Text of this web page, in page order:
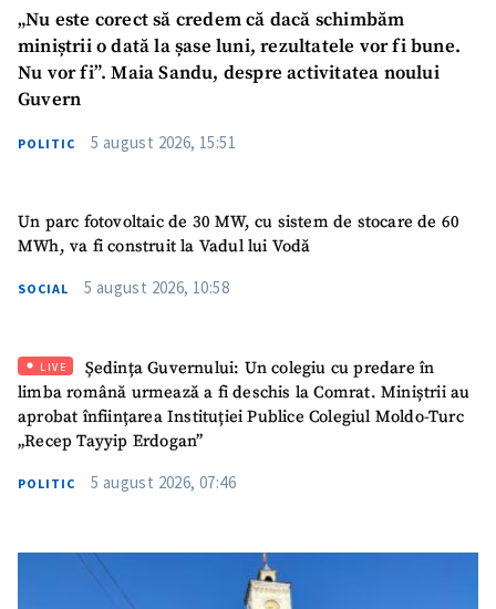
„Nu este corect să credem că dacă schimbăm
miniștrii o dată la șase luni, rezultatele vor fi bune.
Nu vor fi”. Maia Sandu, despre activitatea noului
Guvern
POLITIC 5 august 2026, 15:51
Un parc fotovoltaic de 30 MW, cu sistem de stocare de 60
MWh, va fi construit la Vadul lui Vodă
SOCIAL 5 august 2026, 10:58
LIVE
Ședința Guvernului: Un colegiu cu predare în
limba română urmează a fi deschis la Comrat. Miniștrii au
aprobat înființarea Instituției Publice Colegiul Moldo-Turc
„Recep Tayyip Erdogan”
POLITIC 5 august 2026, 07:46